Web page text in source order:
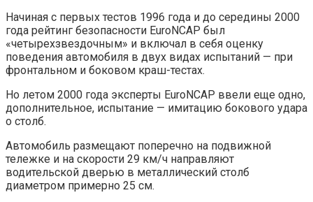
Начиная с первых тестов 1996 года и до середины 2000
года рейтинг безопасности EuroNCAP был
«четырехзвездочным» и включал в себя оценку
поведения автомобиля в двух видах испытаний — при
фронтальном и боковом краш-тестах.
Но летом 2000 года эксперты EuroNCAP ввели еще одно,
дополнительное, испытание — имитацию бокового удара
о столб.
Автомобиль размещают поперечно на подвижной
тележке и на скорости 29 км/ч направляют
водительской дверью в металлический столб
диаметром примерно 25 см.